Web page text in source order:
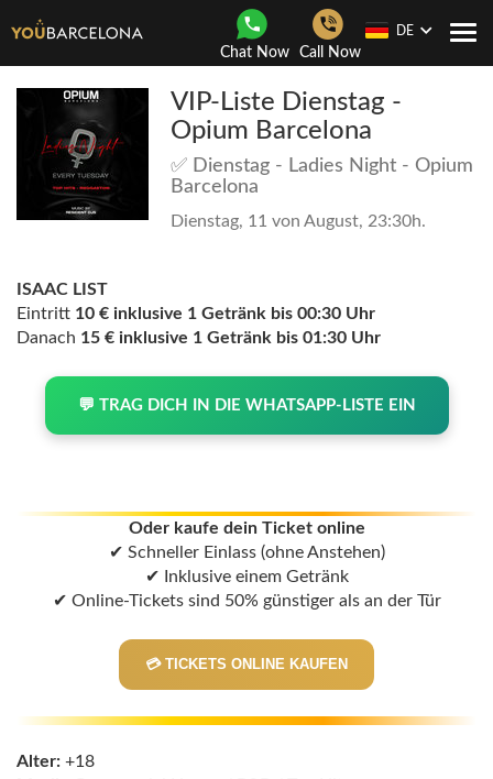
Chat Now Call Now
DE
VIP-Liste Dienstag -
Opium Barcelona
✅ Dienstag - Ladies Night - Opium
Barcelona
Dienstag, 11 von August, 23:30h.
ISAAC LIST
Eintritt 10 € inklusive 1 Getränk bis 00:30 Uhr
Danach 15 € inklusive 1 Getränk bis 01:30 Uhr
💬 TRAG DICH IN DIE WHATSAPP-LISTE EIN
Oder kaufe dein Ticket online
✔ Schneller Einlass (ohne Anstehen)
✔ Inklusive einem Getränk
✔ Online-Tickets sind 50% günstiger als an der Tür
💳 TICKETS ONLINE KAUFEN
Alter: +18